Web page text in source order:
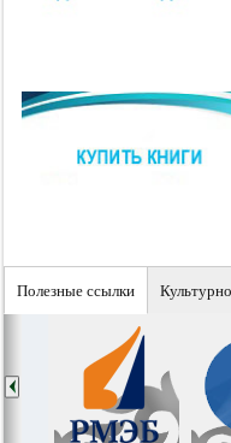
Полезные ссылки